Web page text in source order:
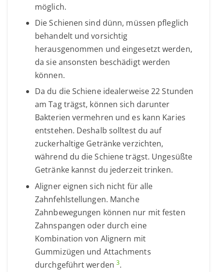
möglich.
Die Schienen sind dünn, müssen pfleglich
behandelt und vorsichtig
herausgenommen und eingesetzt werden,
da sie ansonsten beschädigt werden
können.
Da du die Schiene idealerweise 22 Stunden
am Tag trägst, können sich darunter
Bakterien vermehren und es kann Karies
entstehen. Deshalb solltest du auf
zuckerhaltige Getränke verzichten,
während du die Schiene trägst. Ungesüßte
Getränke kannst du jederzeit trinken.
Aligner eignen sich nicht für alle
Zahnfehlstellungen. Manche
Zahnbewegungen können nur mit festen
Zahnspangen oder durch eine
Kombination von Alignern mit
Gummizügen und Attachments
durchgeführt werden3.